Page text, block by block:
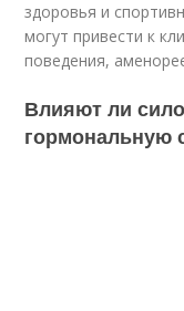
здоровья и
могут привести к
поведения,
Влияют ли
гормональную